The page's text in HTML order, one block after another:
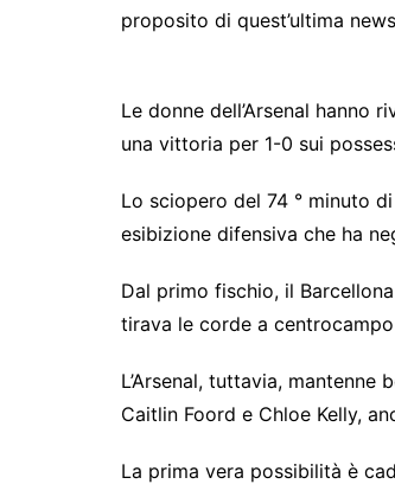
proposito di quest’ultima
Le donne dell’Arsenal hanno
una vittoria per 1-0 sui
Lo sciopero del 74 ° minuto
esibizione difensiva che ha
Dal primo fischio, il
tirava le corde a
L’Arsenal, tuttavia,
Caitlin Foord e Chloe Kelly,
La prima vera possibilità è